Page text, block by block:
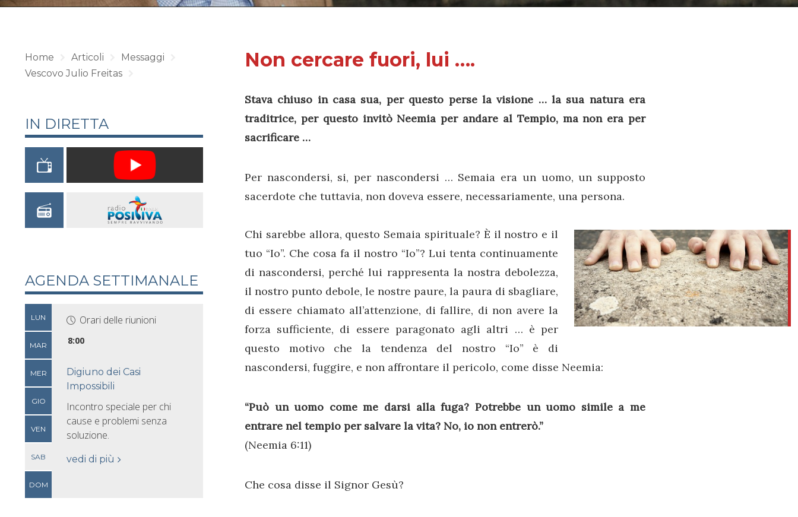
Non cercare fuori, lui ….
Stava chiuso in casa sua, per questo perse la visione … la sua natura era
traditrice, per questo invitò Neemia per andare al Tempio, ma non era per
sacrificare …
Per nascondersi, si, per nascondersi … Semaia era un uomo, un supposto
sacerdote che tuttavia, non doveva essere, necessariamente, una persona.
Chi sarebbe allora, questo Semaia spirituale? È il nostro e il
tuo “Io”. Che cosa fa il nostro “Io”? Lui tenta continuamente
di nascondersi, perché lui rappresenta la nostra debolezza,
il nostro punto debole, le nostre paure, la paura di sbagliare,
di essere chiamato all’attenzione, di fallire, di non avere la
forza sufficiente, di essere paragonato agli altri … è per
questo motivo che la tendenza del nostro “Io” è di
nascondersi, fuggire, e non affrontare il pericolo, come disse Neemia:
“Può un uomo come me darsi alla fuga? Potrebbe un uomo simile a me
entrare nel tempio per salvare la vita? No, io non entrerò.”
(Neemia 6:11)
Che cosa disse il Signor Gesù?
Home Articoli
Messaggi
Vescovo Julio Freitas
IN DIRETTA
AGENDA SETTIMANALE
LUN
MAR
MER
GIO
VEN
SAB
DOM
Orari delle riunioni
8:00
Digiuno dei Casi
Impossibili
Incontro speciale per chi
cause e problemi senza
soluzione.
vedi di più